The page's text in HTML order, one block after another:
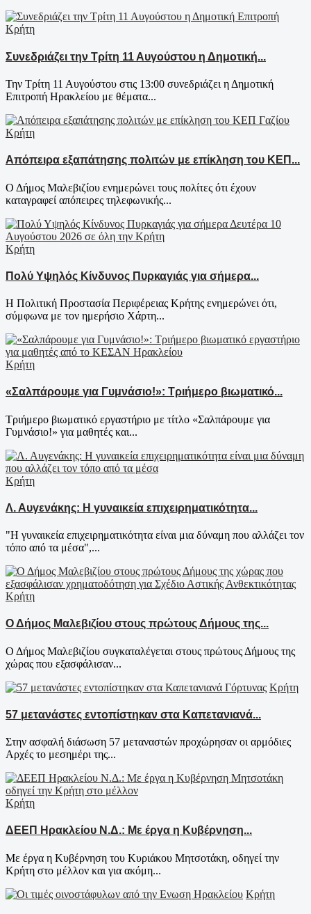
Κρήτη
Συνεδριάζει την Τρίτη 11 Αυγούστου η Δημοτική...
Την Τρίτη 11 Αυγούστου στις 13:00 συνεδριάζει η Δημοτική
Επιτροπή Ηρακλείου με θέματα...
Κρήτη
Απόπειρα εξαπάτησης πολιτών με επίκληση του ΚΕΠ...
Ο Δήμος Μαλεβιζίου ενημερώνει τους πολίτες ότι έχουν
καταγραφεί απόπειρες τηλεφωνικής...
Κρήτη
Πολύ Υψηλός Κίνδυνος Πυρκαγιάς για σήμερα...
Η Πολιτική Προστασία Περιφέρειας Κρήτης ενημερώνει ότι,
σύμφωνα με τον ημερήσιο Χάρτη...
Κρήτη
«Σαλπάρουμε για Γυμνάσιο!»: Τριήμερο βιωματικό...
Τριήμερο βιωματικό εργαστήριο με τίτλο «Σαλπάρουμε για
Γυμνάσιο!» για μαθητές και...
Κρήτη
Λ. Αυγενάκης: Η γυναικεία επιχειρηματικότητα...
"Η γυναικεία επιχειρηματικότητα είναι μια δύναμη που αλλάζει τον
τόπο από τα μέσα",...
Κρήτη
Ο Δήμος Μαλεβιζίου στους πρώτους Δήμους της...
Ο Δήμος Μαλεβιζίου συγκαταλέγεται στους πρώτους Δήμους της
χώρας που εξασφάλισαν...
Κρήτη
57 μετανάστες εντοπίστηκαν στα Καπετανιανά...
Στην ασφαλή διάσωση 57 μεταναστών προχώρησαν οι αρμόδιες
Αρχές το μεσημέρι της...
Κρήτη
ΔΕΕΠ Ηρακλείου Ν.Δ.: Με έργα η Κυβέρνηση...
Με έργα η Κυβέρνηση του Κυριάκου Μητσοτάκη, οδηγεί την
Κρήτη στο μέλλον και για ακόμη...
Κρήτη